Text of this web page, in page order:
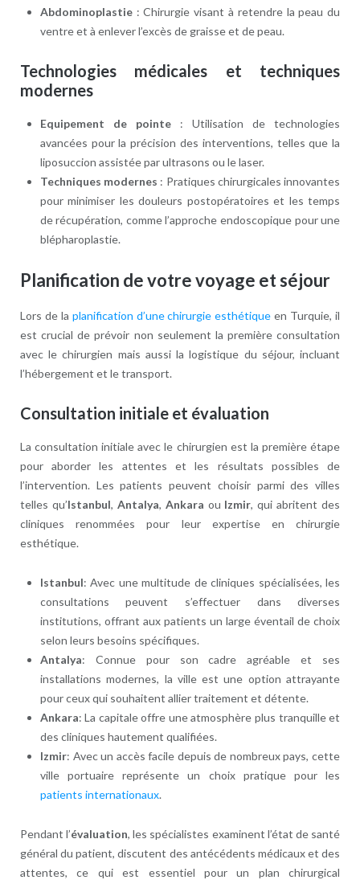
Abdominoplastie: Chirurgie visant à retendre la peau du
ventre et à enlever l’excès de graisse et de peau.
Technologies médicales et techniques
modernes
Equipement de pointe: Utilisation de technologies
avancées pour la précision des interventions, telles que la
liposuccion assistée par ultrasons ou le laser.
Techniques modernes : Pratiques chirurgicales innovantes
pour minimiser les douleurs postopératoires et les temps
de récupération, comme l’approche endoscopique pour une
blépharoplastie.
Planification de votre voyage et séjour
Lors de la planification d’une chirurgie esthétique en Turquie, il
est crucial de prévoir non seulement la première consultation
avec le chirurgien mais aussi la logistique du séjour, incluant
l’hébergement et le transport.
Consultation initiale et évaluation
La consultation initiale avec le chirurgien est la première étape
pour aborder les attentes et les résultats possibles de
l’intervention. Les patients peuvent choisir parmi des villes
telles qu’Istanbul, Antalya, Ankara ou Izmir, qui abritent des
cliniques renommées pour leur expertise en chirurgie
esthétique.
Istanbul: Avec une multitude de cliniques spécialisées, les
consultations peuvent s’effectuer dans diverses
institutions, offrant aux patients un large éventail de choix
selon leurs besoins spécifiques.
Antalya: Connue pour son cadre agréable et ses
installations modernes, la ville est une option attrayante
pour ceux qui souhaitent allier traitement et détente.
Ankara: La capitale offre une atmosphère plus tranquille et
des cliniques hautement qualifiées.
Izmir: Avec un accès facile depuis de nombreux pays, cette
ville portuaire représente un choix pratique pour les
patients internationaux.
Pendant l’évaluation, les spécialistes examinent l’état de santé
général du patient, discutent des antécédents médicaux et des
attentes, ce qui est essentiel pour un plan chirurgical